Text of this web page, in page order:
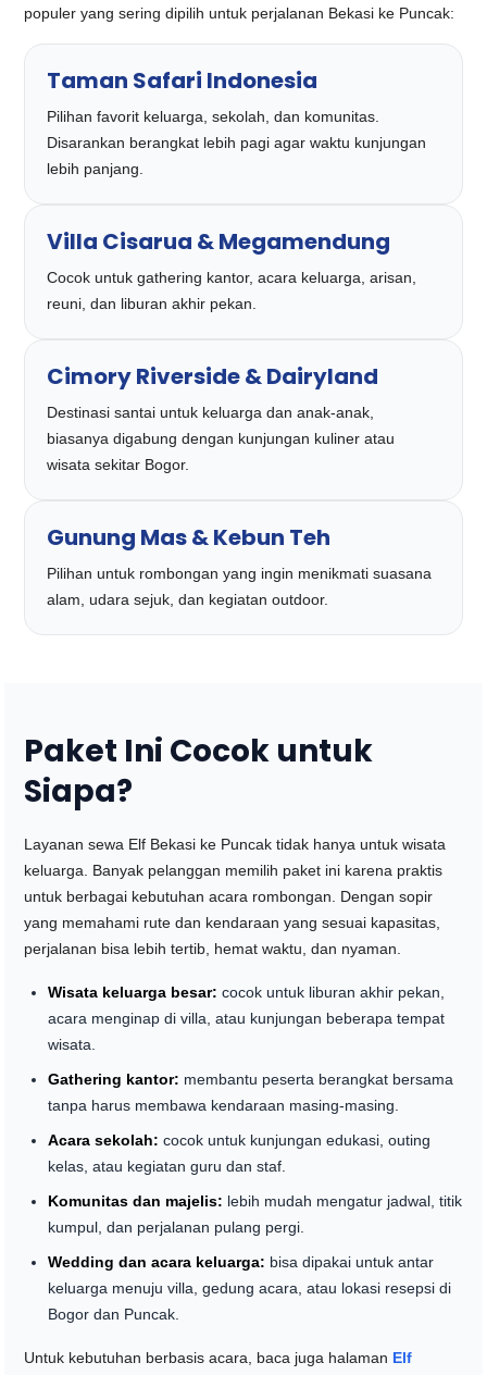
populer yang sering dipilih untuk perjalanan Bekasi ke Puncak:
Taman Safari Indonesia
Pilihan favorit keluarga, sekolah, dan komunitas.
Disarankan berangkat lebih pagi agar waktu kunjungan
lebih panjang.
Villa Cisarua & Megamendung
Cocok untuk gathering kantor, acara keluarga, arisan,
reuni, dan liburan akhir pekan.
Cimory Riverside & Dairyland
Destinasi santai untuk keluarga dan anak-anak,
biasanya digabung dengan kunjungan kuliner atau
wisata sekitar Bogor.
Gunung Mas & Kebun Teh
Pilihan untuk rombongan yang ingin menikmati suasana
alam, udara sejuk, dan kegiatan outdoor.
Paket Ini Cocok untuk
Siapa?
Layanan sewa Elf Bekasi ke Puncak tidak hanya untuk wisata
keluarga. Banyak pelanggan memilih paket ini karena praktis
untuk berbagai kebutuhan acara rombongan. Dengan sopir
yang memahami rute dan kendaraan yang sesuai kapasitas,
perjalanan bisa lebih tertib, hemat waktu, dan nyaman.
Wisata keluarga besar: cocok untuk liburan akhir pekan,
acara menginap di villa, atau kunjungan beberapa tempat
wisata.
Gathering kantor: membantu peserta berangkat bersama
tanpa harus membawa kendaraan masing-masing.
Acara sekolah: cocok untuk kunjungan edukasi, outing
kelas, atau kegiatan guru dan staf.
Komunitas dan majelis: lebih mudah mengatur jadwal, titik
kumpul, dan perjalanan pulang pergi.
Wedding dan acara keluarga: bisa dipakai untuk antar
keluarga menuju villa, gedung acara, atau lokasi resepsi di
Bogor dan Puncak.
Untuk kebutuhan berbasis acara, baca juga halaman Elf